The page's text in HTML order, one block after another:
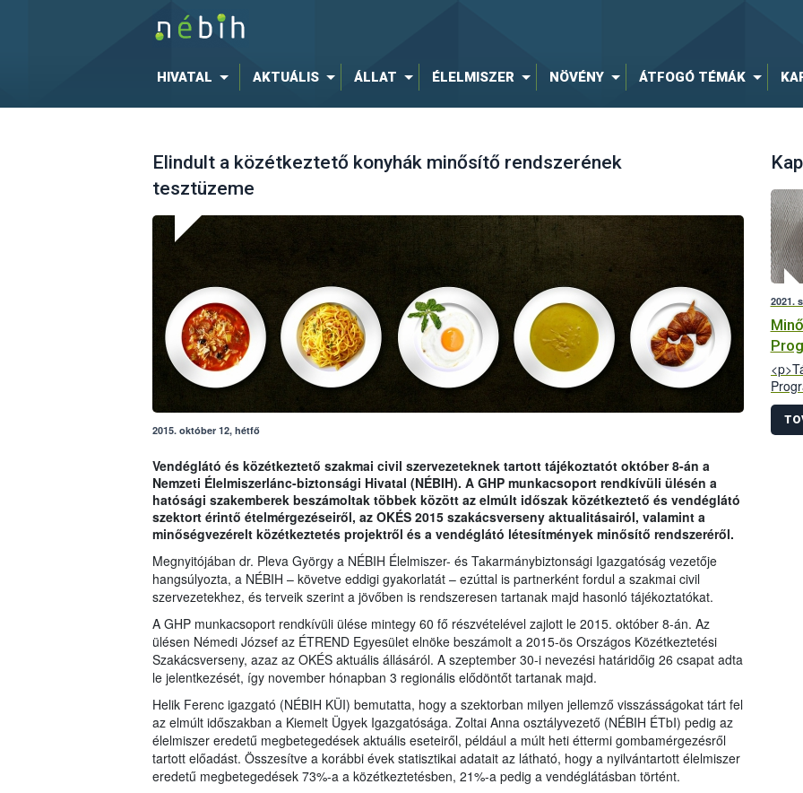
HIVATAL AKTUÁLIS ÁLLAT ÉLELMISZER NÖVÉNY ÁTFOGÓ TÉMÁK
Elindult a közétkeztető konyhák minősítő rendszerének
tesztüzeme
2015. október 12, hétfő
Vendéglátó és közétkeztető szakmai civil szervezeteknek tartott tájékoztatót október 8-án a
Nemzeti Élelmiszerlánc-biztonsági Hivatal (NÉBIH). A GHP munkacsoport rendkívüli ülésén a
hatósági szakemberek beszámoltak többek között az elmúlt időszak közétkeztető és vendéglátó
szektort érintő ételmérgezéseiről, az OKÉS 2015 szakácsverseny aktualitásairól, valamint a
minőségvezérelt közétkeztetés projektről és a vendéglátó létesítmények minősítő rendszeréről.
Megnyitójában dr. Pleva György a NÉBIH Élelmiszer- és Takarmánybiztonsági Igazgatóság vezetője
hangsúlyozta, a NÉBIH – követve eddigi gyakorlatát – ezúttal is partnerként fordul a szakmai civil
szervezetekhez, és terveik szerint a jövőben is rendszeresen tartanak majd hasonló tájékoztatókat.
A GHP munkacsoport rendkívüli ülése mintegy 60 fő részvételével zajlott le 2015. október 8-án. Az
ülésen Némedi József az ÉTREND Egyesület elnöke beszámolt a 2015-ös Országos Közétkeztetési
Szakácsverseny, azaz az OKÉS aktuális állásáról. A szeptember 30-i nevezési határidőig 26 csapat adta
le jelentkezését, így november hónapban 3 regionális elődöntőt tartanak majd.
Helik Ferenc igazgató (NÉBIH KÜI) bemutatta, hogy a szektorban milyen jellemző visszásságokat tárt fel
az elmúlt időszakban a Kiemelt Ügyek Igazgatósága. Zoltai Anna osztályvezető (NÉBIH ÉTbI) pedig az
élelmiszer eredetű megbetegedések aktuális eseteiről, például a múlt heti éttermi gombamérgezésről
tartott előadást. Összesítve a korábbi évek statisztikai adatait az látható, hogy a nyilvántartott élelmiszer
eredetű megbetegedések 73%-a a közétkeztetésben, 21%-a pedig a vendéglátásban történt.
2021.